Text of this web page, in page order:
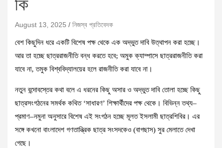
কি
August 13, 2025 নিজস্ব প্রতিবেদক
বেশ কিছুদিন ধরে একটি বিশেষ পক্ষ থেকে এক অদ্ভুত দাবি উত্থাপন করা হচ্ছে।
আর তা হচ্ছে ছাত্ররাজনীতি বন্ধ করতে হবে; অমুক ক্যাম্পাসে ছাত্ররাজনীতি করা
যাবে না, তমুক বিশ্ববিদ্যালয়ের হলে রাজনীতি করা যাবে না।
নতুন বন্দোবস্তের কথা বলে এ ধরনের কিছু অসার ও অদ্ভুত দাবি তোলা হচ্ছে কিছু
ছাত্রসংগঠনের সমর্থক কথিত ‘সাধারণ’ শিক্ষার্থীদের পক্ষ থেকে। বিভিন্ন তথ্য–
প্রমাণ–নমুনা অনুসারে বিশেষ এই সংগঠন হচ্ছে মূলত ইসলামী ছাত্রশিবির। এর
সঙ্গে কখনো বাংলাদেশ গণতান্ত্রিক ছাত্র সংসদকেও (বাগছাস) সুর মেলাতে দেখা
গেছে।